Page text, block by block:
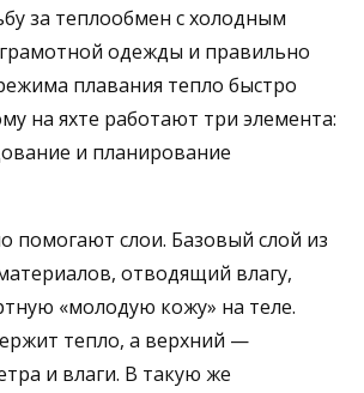
за теплообмен с холодным
одежды и правильно
плавания тепло быстро
на яхте работают три элемента:
и планирование
помогают слои. Базовый слой из
отводящий влагу,
«молодую кожу» на теле.
тепло, а верхний —
и влаги. В такую же